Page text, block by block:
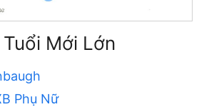
Mới Lớn
Phụ Nữ